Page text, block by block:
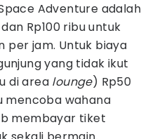
Adventure adalah
Rp100 ribu untuk
per jam. Untuk biaya
yang tidak ikut
di area lounge) Rp50
mencoba wahana
membayar tiket